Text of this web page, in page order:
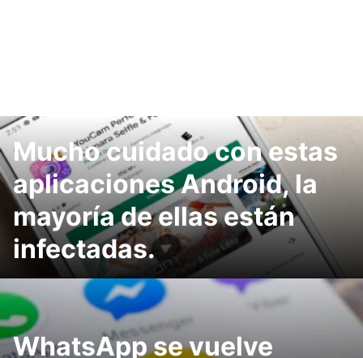
Mucho cuidado con estas
aplicaciones Android, la
mayoría de ellas están
infectadas.
WhatsApp se vuelve